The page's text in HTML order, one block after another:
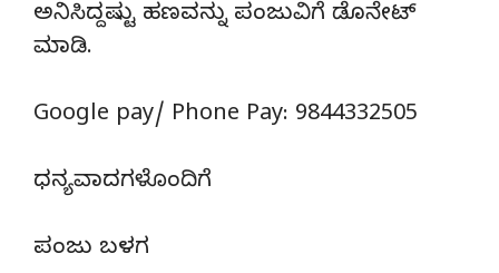
ಅನಿಸಿದ್ದಷ್ಟು ಹಣವನ್ನು ಪಂಜುವಿಗೆ ಡೊನೇಟ್‌
ಮಾಡಿ.
Google pay/ Phone Pay: 9844332505
ಧನ್ಯವಾದಗಳೊಂದಿಗೆ
ಪಂಜು ಬಳಗ